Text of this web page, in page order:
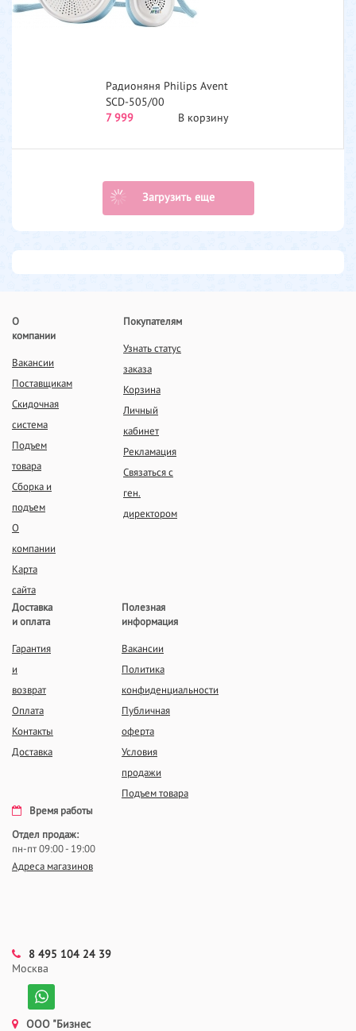
Радионяня Philips Avent
SСD-505/00
7 999
В корзину
Загрузить еще
О
компании
Вакансии
Поставщикам
Скидочная
система
Подъем
товара
Сборка и
подъем
О
компании
Карта
сайта
Покупателям
Узнать статус
заказа
Корзина
Личный
кабинет
Рекламация
Связаться с
ген.
директором
Доставка
и оплата
Гарантия
и
возврат
Оплата
Контакты
Доставка
Полезная
информация
Вакансии
Политика
конфиденциальности
Публичная
оферта
Условия
продажи
Подъем товара
Время работы
Отдел продаж:
пн-пт 09:00 - 19:00
Адреса магазинов
8 495 104 24 39
Москва
ООО "Бизнес